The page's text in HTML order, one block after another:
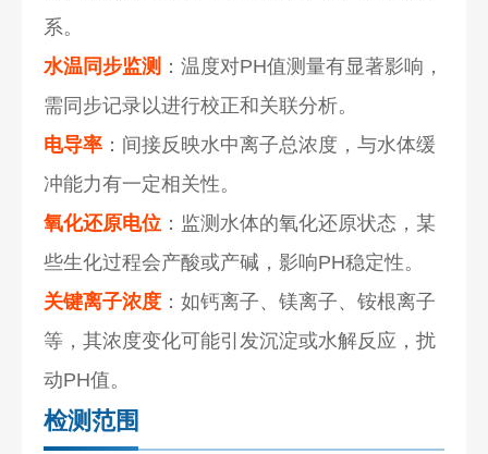
系。
水温同步监测 ：温度对PH值测量有显著影响，
需同步记录以进行校正和关联分析。
电导率 ：间接反映水中离子总浓度，与水体缓
冲能力有一定相关性。
氧化还原电位 ：监测水体的氧化还原状态，某
些生化过程会产酸或产碱，影响PH稳定性。
关键离子浓度 ：如钙离子、镁离子、铵根离子
等，其浓度变化可能引发沉淀或水解反应，扰
动PH值。
检测范围